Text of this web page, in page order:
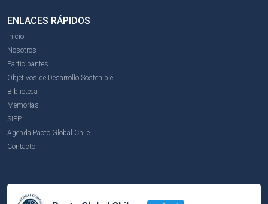
ENLACES RÁPIDOS
Inicio
Nosotros
Participantes
Objetivos de Desarrollo Sostenible
Biblioteca
Memorias
SIPP
Agenda Pacto Global Chile
Contacto